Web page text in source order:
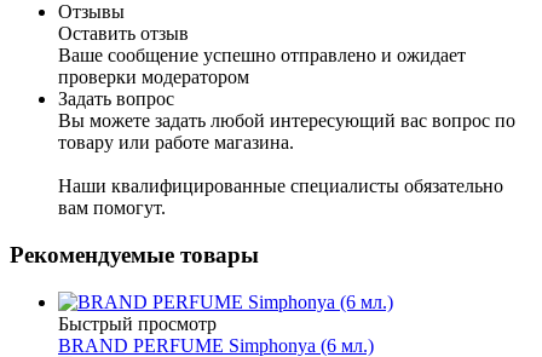
Отзывы
Оставить отзыв
Ваше сообщение успешно отправлено и ожидает
проверки модератором
Задать вопрос
Вы можете задать любой интересующий вас вопрос по
товару или работе магазина.
Наши квалифицированные специалисты обязательно
вам помогут.
Рекомендуемые товары
Быстрый просмотр
BRAND PERFUME Simphonya (6 мл.)